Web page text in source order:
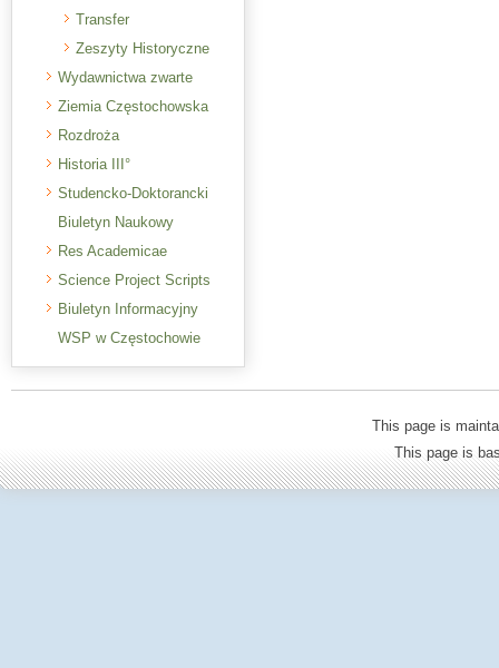
Transfer
Zeszyty Historyczne
Wydawnictwa zwarte
Ziemia Częstochowska
Rozdroża
Historia III°
Studencko-Doktorancki
Biuletyn Naukowy
Res Academicae
Science Project Scripts
Biuletyn Informacyjny
WSP w Częstochowie
This page is
This page is